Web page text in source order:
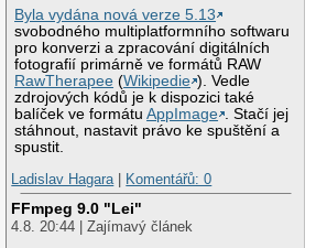
Byla vydána nová verze 5.13
svobodného multiplatformního softwaru
pro konverzi a zpracování digitálních
fotografií primárně ve formátů RAW
RawTherapee (Wikipedie ). Vedle
zdrojových kódů je k dispozici také
balíček ve formátuAppImage
. Stačí jej
stáhnout, nastavit právo ke spuštění a
spustit.
Ladislav Hagara| Komentářů: 0
FFmpeg 9.0 "Lei"
4.8. 20:44 | Zajímavý článek